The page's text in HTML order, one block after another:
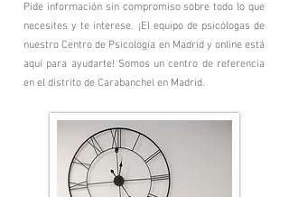
Pide información sin compromiso sobre todo lo que
necesites y te interese. ¡El equipo de psicólogas de
nuestro Centro de Psicología en Madrid y online está
aquí para ayudarte! Somos un centro de referencia
en el distrito de Carabanchel en Madrid.